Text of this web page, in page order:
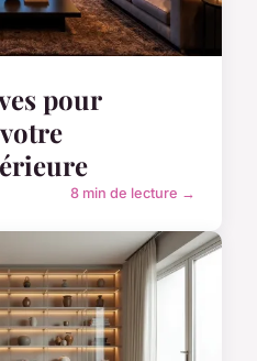
pour
8 min de lecture →